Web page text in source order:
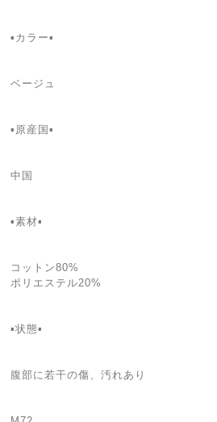
▪カラー▪
ベージュ
▪原産国▪
中国
▪素材▪
コットン80%
ポリエステル20%
▪状態▪
腹部に若干の傷、汚れあり